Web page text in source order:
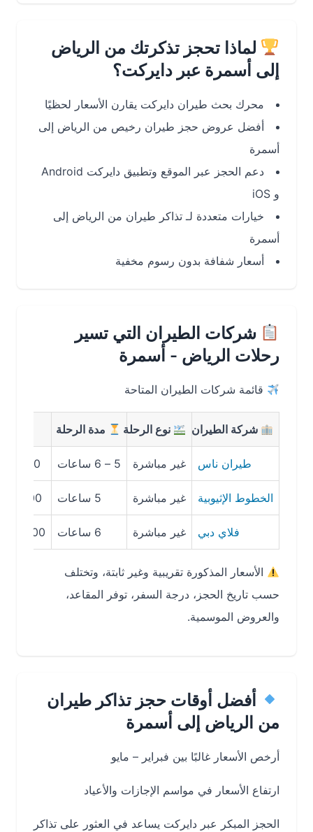
لماذا تحجز تذكرتك من الرياض
إلى أسمرة عبر دايركت؟
محرك بحث طيران دايركت يقارن الأسعار لحظيًا
أفضل عروض حجز طيران رخيص من الرياض إلى
أسمرة
دعم الحجز عبر الموقع وتطبيق دايركت Android
خيارات متعددة لـ تذاكر طيران من الرياض إلى
أسمرة
أسعار شفافة بدون رسوم مخفية
شركات الطيران التي تسير
رحلات الرياض - أسمرة
قائمة شركات الطيران المتاحة
شركة الطيران نوع الرحلة مدة الرحلة
طيران ناس غير مباشرة 5 – 6 ساعات 1,300 – 1,700 ريال
الخطوط الإثيوبية غير مباشرة 1,400 – 1,900 ريال
فلاي دبي غير مباشرة 1,500 – 2,000 ريال
الأسعار المذكورة تقريبية وغير ثابتة، وتختلف
حسب تاريخ الحجز، درجة السفر، توفر المقاعد،
والعروض الموسمية.
أفضل أوقات حجز تذاكر طيران
من الرياض إلى أسمرة
أرخص الأسعار غالبًا بين فبراير – مايو
ارتفاع الأسعار في مواسم الإجازات والأعياد
الحجز المبكر عبر دايركت يساعد في العثور على تذاكر